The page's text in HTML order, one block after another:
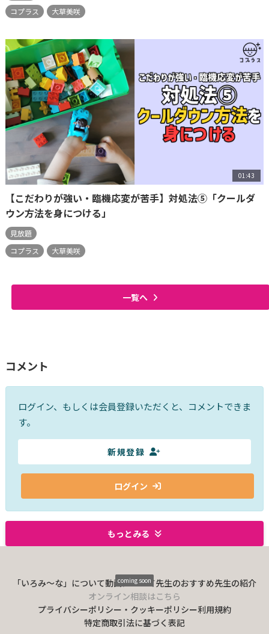
コプラス
大草美咲
01:43
【こだわりが強い・臨機応変が苦手】対処法⑤「クールダ
ウン方法を身につける」
見放題
コプラス
大草美咲
一覧へ
コメント
ログイン、もしくは会員登録いただくと、コメントできま
す。
新規登録
ログイン
もっとみる
「いろみ〜な」について動画について先生のおすすめ先生の紹介
オンライン相談はこちら
coming soon
プライバシーポリシー・クッキーポリシー利用規約
特定商取引法に基づく表記